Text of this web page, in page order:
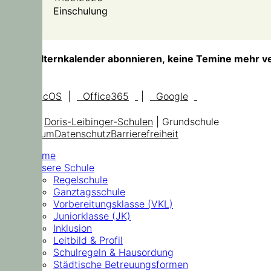
Einschulung
Elternkalender abonnieren, keine Temine mehr
iOS, macOS Office365 Google
Doris-Leibinger-Schulen | Grundschule
ImpressumDatenschutzBarrierefreiheit
Home
Unsere Schule
Regelschule
Ganztagsschule
Vorbereitungsklasse (VKL)
Juniorklasse (JK)
Inklusion
Leitbild & Profil
Schulregeln & Hausordung
Städtische Betreuungsformen